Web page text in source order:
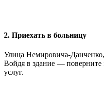
2. Приехать в больницу
Улица Немировича-
Войдя в здание — поверните
услуг.